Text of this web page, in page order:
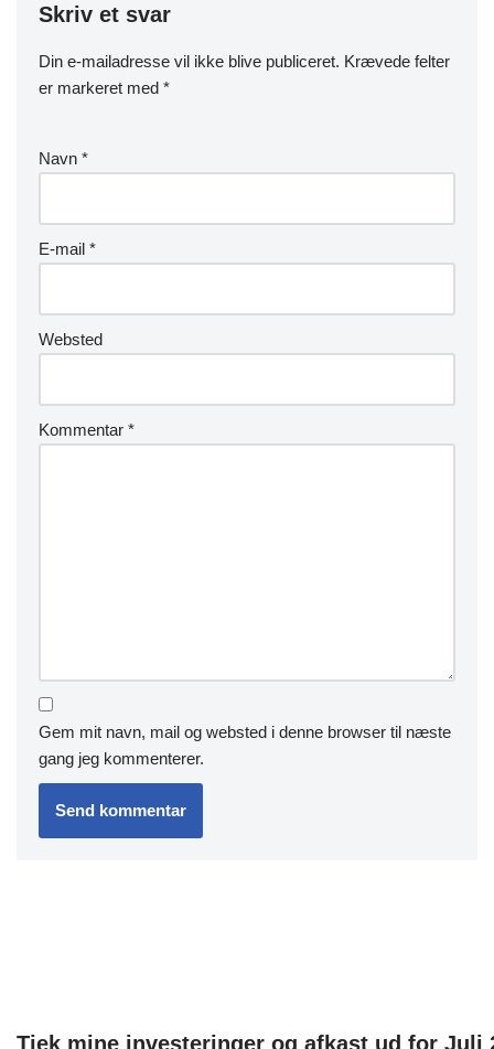
Skriv et svar
Din e-mailadresse vil ikke blive publiceret. Krævede felter
er markeret med *
Navn *
E-mail *
Websted
Kommentar *
Gem mit navn, mail og websted i denne browser til næste
gang jeg kommenterer.
Tjek mine investeringer og afkast ud for Juli